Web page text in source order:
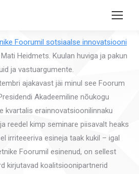
Search:
Foorumil sotsiaalse innovatsiooni
Heidmets. Kuulan huviga ja pakun
ja vastuargumente.
ajakavast jäi minul see Foorum
Akadeemiline nõukogu
kvartalis erainnovatsioonilinnaku
reedel kimp seminare piisavalt heaks
irriteeeriva esineja taak kukil – igal
Foorumil esinenud, on sellest
kirjutavad koalitsioonipartnerid